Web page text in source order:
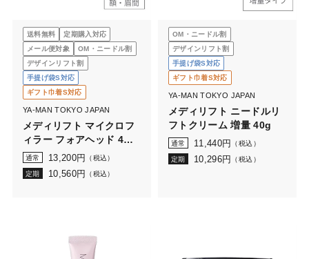
送料無料
定期購入対応
メール便対象
OM・ニードル割
デザインリフト割
手提げ袋S対応
ギフト巾着S対応
YA-MAN TOKYO JAPAN
メディリフト マイクロフ
ィラー フォアヘッド 4袋
セット
通常 13,200円 （税込）
定期 10,560円 （税込）
OM・ニードル割
デザインリフト割
手提げ袋S対応
ギフト巾着S対応
YA-MAN TOKYO JAPAN
メディリフト ニードルリ
フトクリーム 増量 40g
通常 11,440円 （税込）
定期 10,296円 （税込）